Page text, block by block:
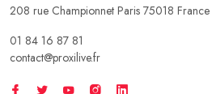
208 rue Championnet Paris 75018 France
01 84 16 87 81
contact@proxilive.fr